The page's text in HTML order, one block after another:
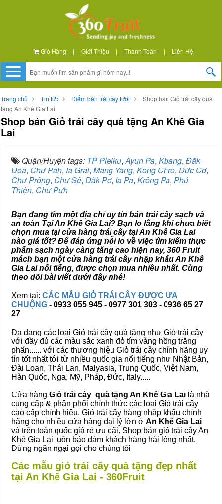
Giỏ Hàng | Giới Thiệu | Thanh Toán | Liên Hệ
Trang chủ Tin tức Điểm bán trái cây tươi
Shop bán Giỏ trái cây quà
tặng An Khê Gia Lai
Shop bán Giỏ trái cây quà tặng An Khê Gia
Lai
Quận/Huyện tags: TP Pleiku,Ayun Pa, Kbang, Đăk
Đoa, Chư Păh, Ia Grai, Mang Yang, Kông Chro, Đức Cơ,
Chư Prông, Chư Sê, Đăk Pơ, Ia Pa, Krông Pa, Phú
Thiện, Chư Pưh
Bạn đang tìm một địa chỉ uy tín bán trái cây sạch và
an toàn Tại An Khê Gia Lai? Bạn lo lắng khi chưa biết
chọn mua tại cửa hàng trái cây tại An Khê Gia Lai
nào giá tốt? Để đáp ứng nỗi lo về việc tìm kiếm thực
phẩm sạch ngày càng tăng cao hiện nay, 360 Fruit
mách bạn một cửa hàng trái cây nhập khẩu An Khê
Gia Lai nổi tiếng, được chọn mua nhiều nhất. Cùng
theo dõi bài viết dưới đây nhé!
Xem tại: CÁC MẪU GIỎ TRÁI CÂY ĐƯỢC ƯA
CHUỘNG - 0933 055 945 - 0977 301 303 - 0936 65 27
27
Đa dạng các loại Giỏ trái cây quà tặng như Giỏ trái cây
với đầy đủ các màu sắc xanh đỏ tím vàng hồng trắng
phấn...... với các thương hiệu Giỏ trái cây chính hãng uy
tín tốt nhất tới từ nhiều quốc gia nổi tiếng như Nhật Bản,
Đài Loan, Thái Lan, Malyasia, Trung Quốc, Việt Nam,
Hàn Quốc, Nga, Mỹ, Pháp, Đức, Italy.....
Cửa hàng Giỏ trái cây quà tặng An Khê Gia Lai là nhà
cung cấp & phân phối chính thức các loại Giỏ trái cây
cao cấp chính hiệu, Giỏ trái cây hàng nhập khẩu chính
hãng cho nhiều cửa hàng đại lý lớn ở An Khê Gia Lai
và trên toàn quốc giá rẻ ưu đãi. Shop bán giỏ trái cây An
Khê Gia Lai luôn bảo đảm khách hàng hài lòng nhất.
Đừng ngần ngại gọi cho chúng tôi
Các mẫu giỏ trái cây quà tặng đẹp nhất
tại An Khê Gia Lai - 360Fruit